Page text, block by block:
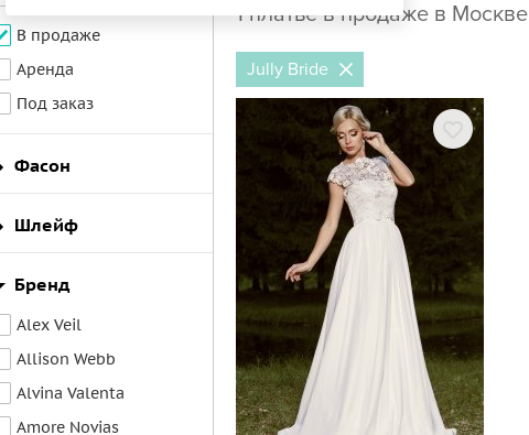
В продаже
Аренда
Под заказ
Фасон
Шлейф
Бренд
Alex Veil
Allison Webb
Alvina Valenta
Amore Novias
1 платье в продаже в Москве
Jully Bride